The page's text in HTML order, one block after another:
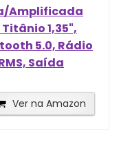
Amplificada
1,35",
5.0, Rádio
Saída
Ver na Amazon